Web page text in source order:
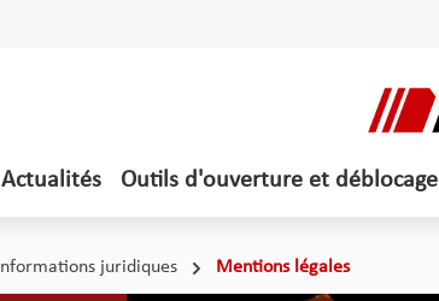
Actualités Outils d'ouverture et déblocage
Informations juridiques Mentions légales